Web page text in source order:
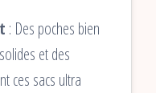
: Des poches bien
et des
ces sacs ultra